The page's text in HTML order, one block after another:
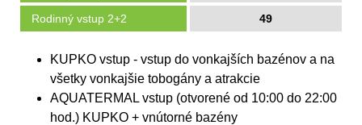
Rodinný vstup 2+2 49
KUPKO vstup - vstup do vonkajších bazénov a na
všetky vonkajšie tobogány a atrakcie
AQUATERMAL vstup (otvorené od 10:00 do 22:00
hod.) KUPKO + vnútorné bazény